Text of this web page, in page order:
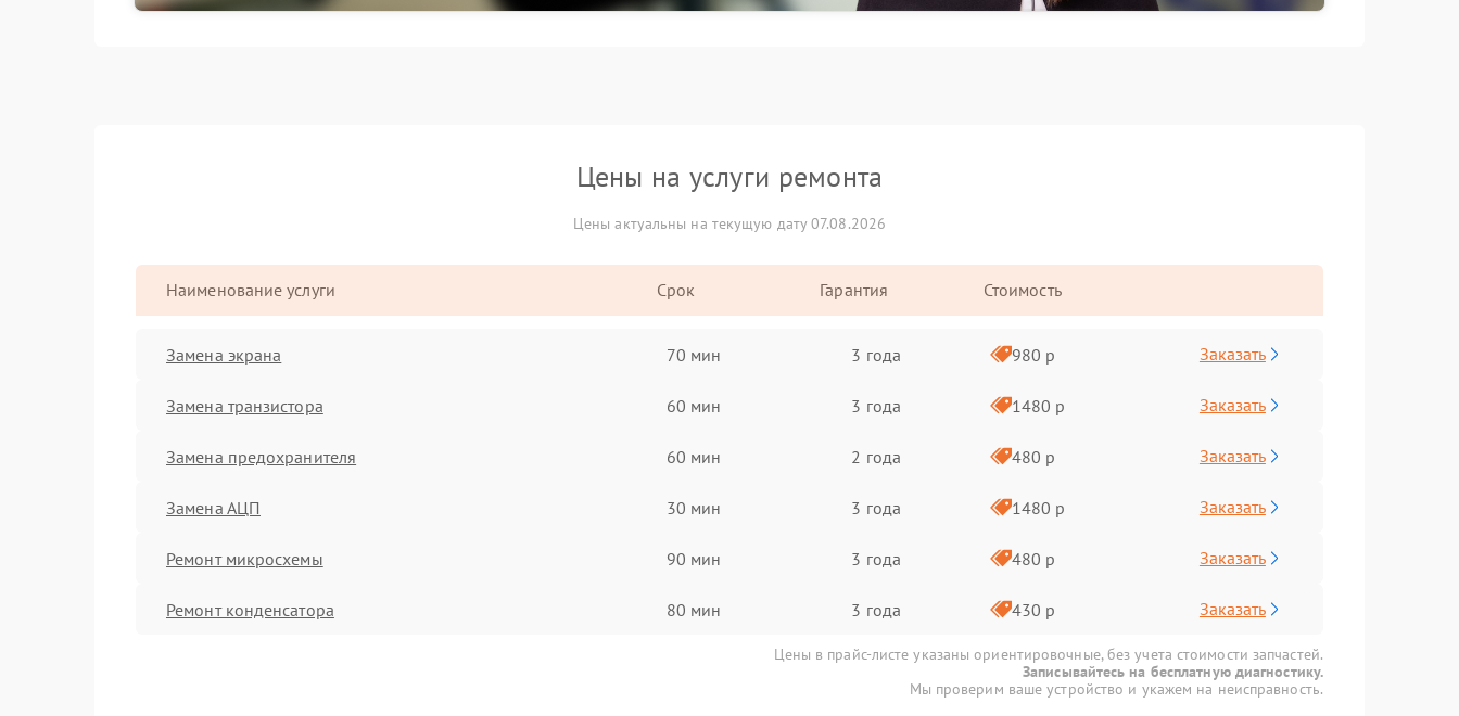
Цены на услуги ремонта
Цены актуальны на текущую дату 07.08.2026
Наименование услуги Срок Гарантия Стоимость
Замена экрана 70 мин 3 года 980 р Заказать
Замена транзистора 60 мин 3 года 1480 р Заказать
Замена предохранителя 60 мин 2 года 480 р Заказать
Замена АЦП 30 мин 3 года 1480 р Заказать
Ремонт микросхемы 90 мин 3 года 480 р Заказать
Ремонт конденсатора 80 мин 3 года 430 р Заказать
Цены в прайс-листе указаны ориентировочные, без учета стоимости запчастей.
Записывайтесь на бесплатную диагностику.
Мы проверим ваше устройство и укажем на неисправность.